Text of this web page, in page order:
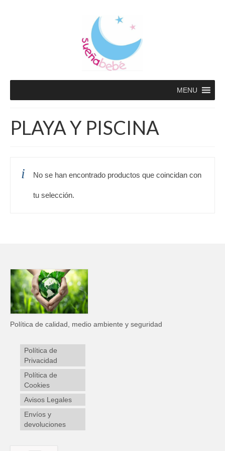
MENU
PLAYA Y PISCINA
No se han encontrado productos que coincidan con
tu selección.
Política de calidad, medio ambiente y seguridad
Política de
Privacidad
Política de
Cookies
Avisos Legales
Envíos y
devoluciones